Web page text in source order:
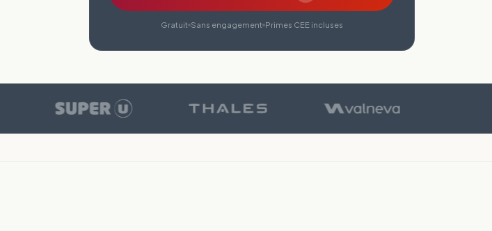
Gratuit Sans engagement Primes CEE incluses